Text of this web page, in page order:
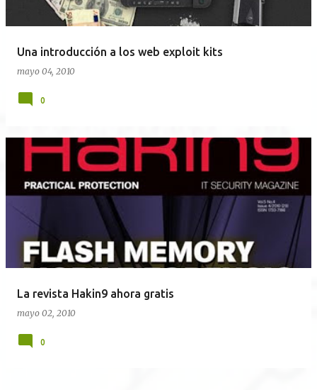
Una introducción a los web exploit kits
mayo 04, 2010
0
La revista Hakin9 ahora gratis
mayo 02, 2010
0